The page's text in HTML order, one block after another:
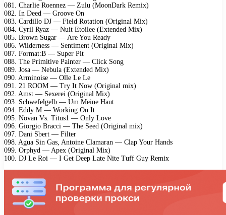
081. Charlie Roennez — Zulu (MoonDark Remix)
082. In Deed — Groove On
083. Cardillo DJ — Field Rotation (Original Mix)
084. Cyril Ryaz — Nuit Etoilee (Extended Mix)
085. Brown Sugar — Are You Ready
086. Wilderness — Sentiment (Original Mix)
087. Format:B — Super Pit
088. The Primitive Painter — Click Song
089. Josa — Nebula (Extended Mix)
090. Arminoise — Olle Le Le
091. 21 ROOM — Try It Now (Original mix)
092. Amst — Sexerei (Original Mix)
093. Schwefelgelb — Um Meine Haut
094. Eddy M — Working On It
095. Novan Vs. Titus1 — Only Love
096. Giorgio Bracci — The Seed (Original mix)
097. Dani Sbert — Filter
098. Agua Sin Gas, Antoine Clamaran — Clap Your Hands
099. Orphyd — Apex (Original Mix)
100. DJ Le Roi — I Get Deep Late Nite Tuff Guy Remix